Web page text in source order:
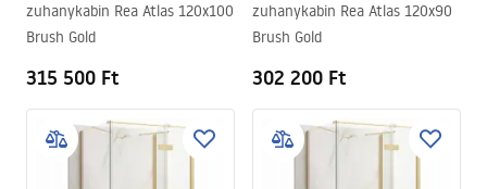
zuhanykabin Rea Atlas 120x100
Brush Gold
315 500 Ft
zuhanykabin Rea Atlas 120x90
Brush Gold
302 200 Ft